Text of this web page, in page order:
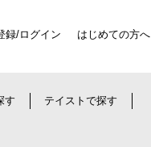
録/ログイン はじめての方へ
す テイストで探す